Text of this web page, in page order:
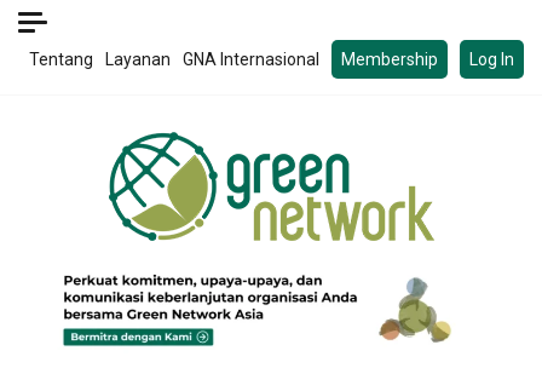
Skip
Tentang Layanan GNA Internasional Membership Log In